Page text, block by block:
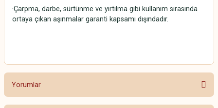
·Çarpma, darbe, sürtünme ve yırtılma gibi kullanım sırasında
ortaya çıkan aşınmalar garanti kapsamı dışındadır.
Yorumlar